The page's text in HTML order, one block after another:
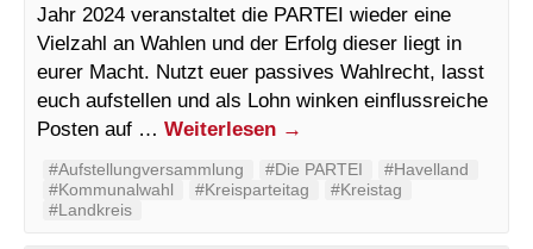
Jahr 2024 veranstaltet die PARTEI wieder eine
Vielzahl an Wahlen und der Erfolg dieser liegt in
eurer Macht. Nutzt euer passives Wahlrecht, lasst
euch aufstellen und als Lohn winken einflussreiche
Posten auf … Weiterlesen →
#Aufstellungversammlung #Die PARTEI
#Havelland
#Kommunalwahl
#Kreisparteitag
#Kreistag
#Landkreis